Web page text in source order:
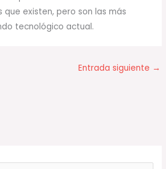
que existen, pero son las más
tecnológico actual.
Entrada siguiente →